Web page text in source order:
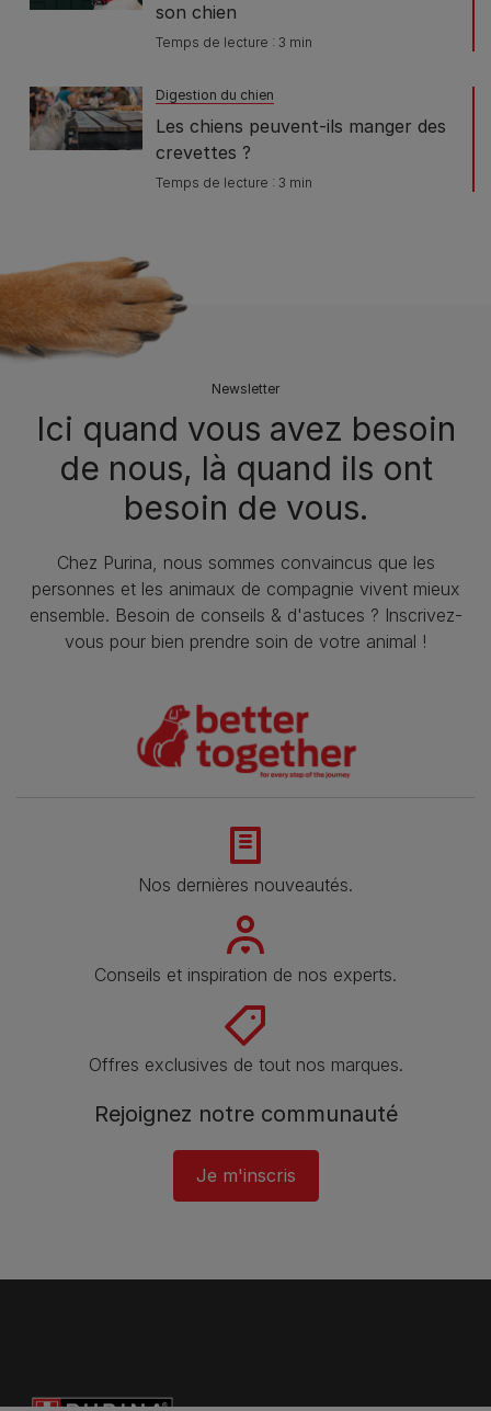
son chien
Temps de lecture : 3 min
Digestion du chien
Les chiens peuvent-ils manger des
crevettes ?
Temps de lecture : 3 min
Newsletter
Ici quand vous avez besoin
de nous, là quand ils ont
besoin de vous.
Chez Purina, nous sommes convaincus que les
personnes et les animaux de compagnie vivent mieux
ensemble. Besoin de conseils & d'astuces ? Inscrivez-
vous pour bien prendre soin de votre animal !
Nos dernières nouveautés.
Conseils et inspiration de nos experts.
Offres exclusives de tout nos marques.
Rejoignez notre communauté
Je m'inscris